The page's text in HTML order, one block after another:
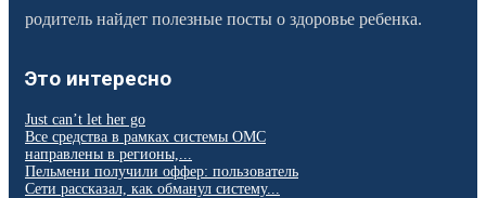
родитель найдет полезные посты о здоровье ребенка.
Это интересно
Just can’t let her go
Все средства в рамках системы ОМС
направлены в регионы,...
Пельмени получили оффер: пользователь
Сети рассказал, как обманул систему...